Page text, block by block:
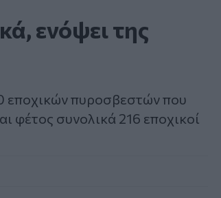
ενόψει της
εποχικών πυροσβεστών που
φέτος συνολικά 216 εποχικοί